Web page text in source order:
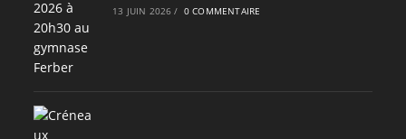
13 JUIN 2026 / 0 COMMENTAIRE